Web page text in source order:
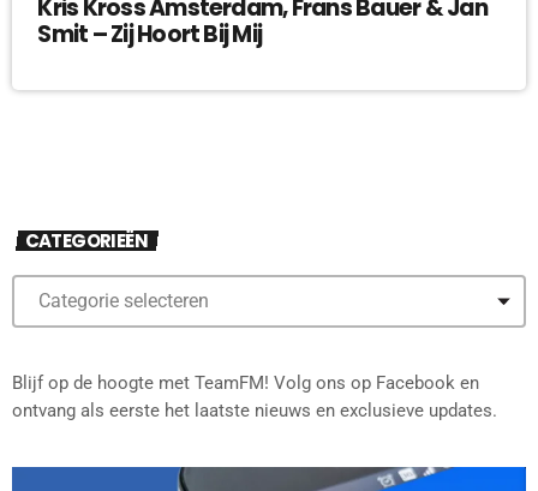
Kris Kross Amsterdam, Frans Bauer & Jan
Smit – Zij Hoort Bij Mij
CATEGORIEËN
Blijf op de hoogte met TeamFM! Volg ons op Facebook en
ontvang als eerste het laatste nieuws en exclusieve updates.